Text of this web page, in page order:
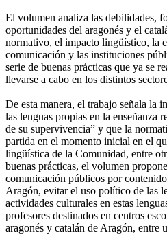
El volumen analiza las debilidades,
oportunidades del aragonés y el
normativo, el impacto lingüístico, la
comunicación y las instituciones
serie de buenas prácticas que ya se
llevarse a cabo en los distintos
De esta manera, el trabajo señala la
las lenguas propias en la enseñanza
de su supervivencia” y que la
partida en el momento inicial en el
lingüística de la Comunidad, entre
buenas prácticas, el volumen
comunicación públicos por
Aragón, evitar el uso político de las
actividades culturales en estas
profesores destinados en centros
aragonés y catalán de Aragón, entre